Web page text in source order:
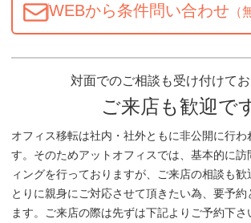
WEBから条件問い合わせ （
対面でのご相談も受け付けて
ご来店も歓迎で
オフィス移転は社内・社外ともに非公開に行
す。そのためアットオフィスでは、基本的に訪
ィングを行っておりますが、ご来店の相談も
とりに親身にご対応させて頂きたい為、要予約
ます。ご来店の際は先ずは下記よりご予約下さ